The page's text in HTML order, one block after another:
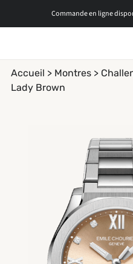
Commande en ligne
Accueil > Montres >
Lady Brown